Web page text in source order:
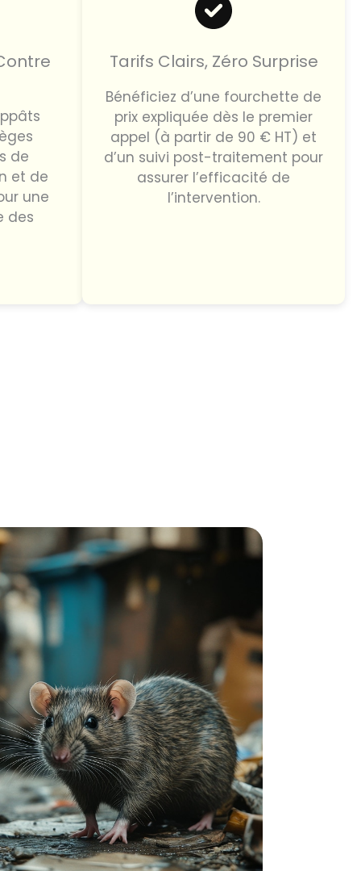
de
et de
une
des
Tarifs Clairs, Zéro Surprise
Bénéficiez d’une fourchette de
prix expliquée dès le premier
appel (à partir de 90 € HT) et
d’un suivi post-traitement pour
assurer l’efficacité de
l’intervention.